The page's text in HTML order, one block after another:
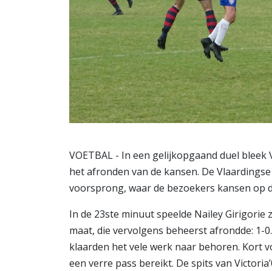
VOETBAL - In een gelijkopgaand duel
het afronden van de kansen. De
voorsprong, waar de bezoekers kansen
In de 23ste minuut speelde Nailey
maat, die vervolgens beheerst afrondde: 1-
klaarden het vele werk naar behoren. Kort
een verre pass bereikt. De spits van